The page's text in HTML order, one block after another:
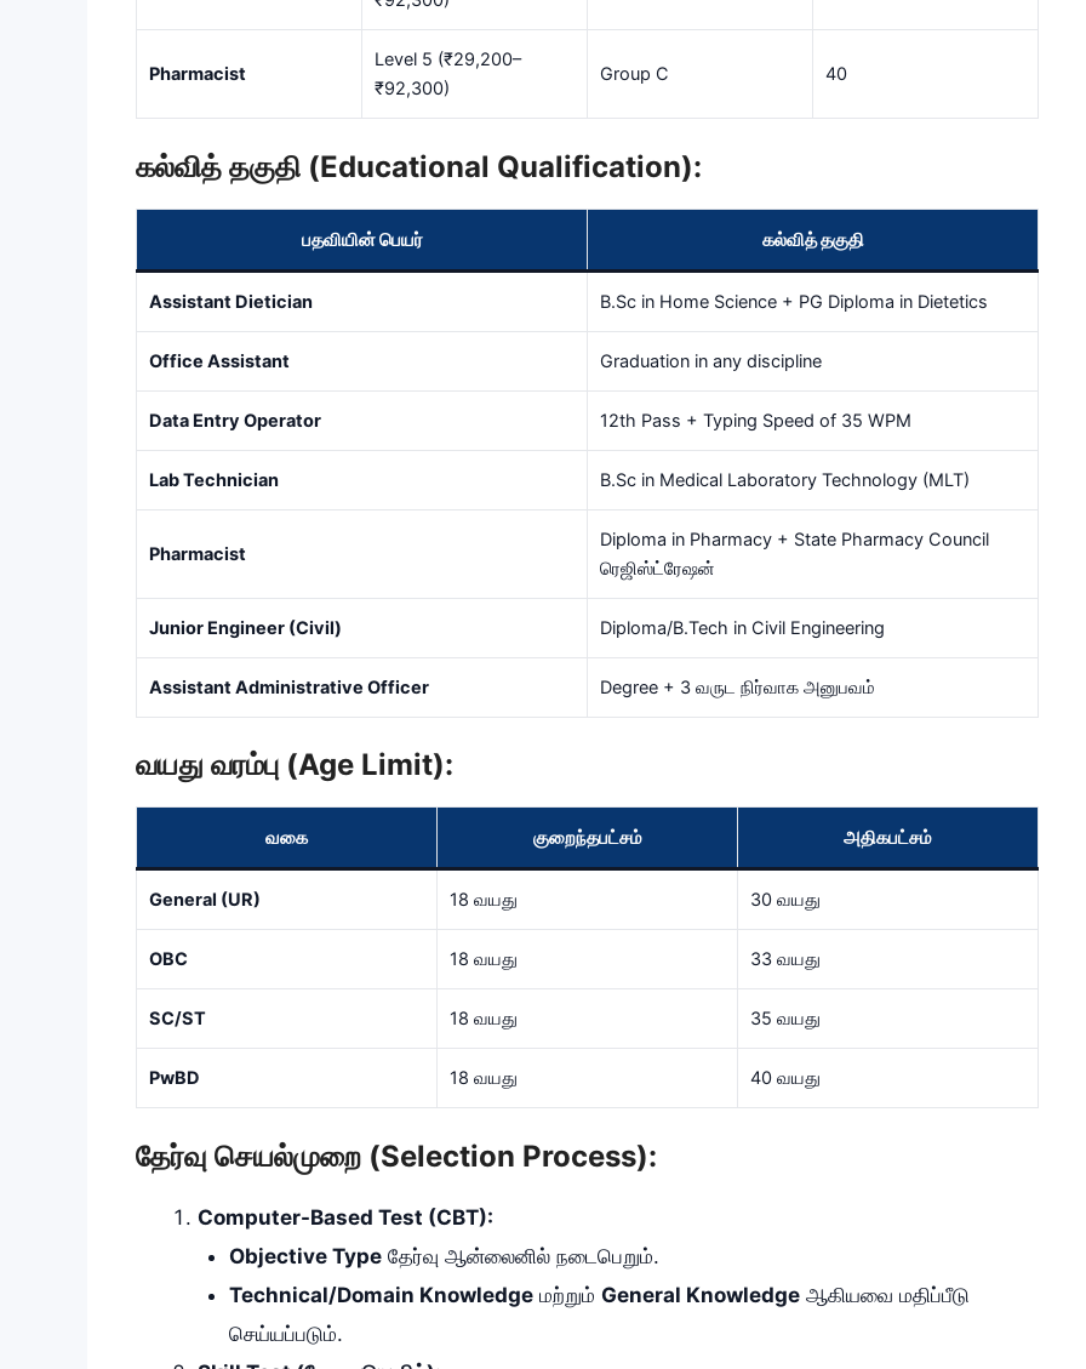
Pharmacist
Level 5 (₹29,200–
₹92,300)
Group C 40
கல்வித் தகுதி (Educational Qualification):
பதவியின் பெயர் கல்வித் தகுதி
Assistant Dietician B.Sc in Home Science + PG Diploma in Dietetics
Office Assistant Graduation in any discipline
Data Entry Operator 12th Pass + Typing Speed of 35 WPM
Lab Technician B.Sc in Medical Laboratory Technology (MLT)
Pharmacist
Diploma in Pharmacy + State Pharmacy Council
ரெஜிஸ்ட்ரேஷன்
Junior Engineer (Civil) Diploma/B.Tech in Civil Engineering
Assistant Administrative Officer Degree + 3 வருட நிர்வாக அனுபவம்
வயது வரம்பு (Age Limit):
வகை குறைந்தபட்சம் அதிகபட்சம்
General (UR) 18 வயது 30 வயது
OBC 18 வயது 33 வயது
SC/ST 18 வயது 35 வயது
PwBD 18 வயது 40 வயது
தேர்வு செயல்முறை (Selection Process):
Computer-Based Test (CBT):
Objective Typeதேர்வு ஆன்லைனில் நடைபெறும்.
Technical/Domain Knowledgeமற்றும் General Knowledgeஆகியவை மதிப்பீடு
செய்யப்படும்.